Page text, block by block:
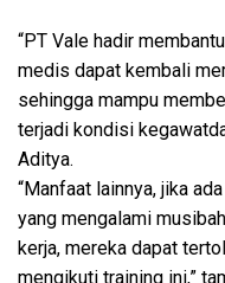
“PT Vale hadir
medis dapat kembali
sehingga mampu
terjadi kondisi
Aditya.
“Manfaat lainnya, jika
yang mengalami
kerja, mereka dapat
mengikuti training ini,”